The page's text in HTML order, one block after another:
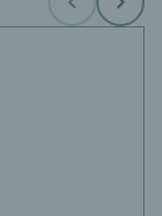
Before Next